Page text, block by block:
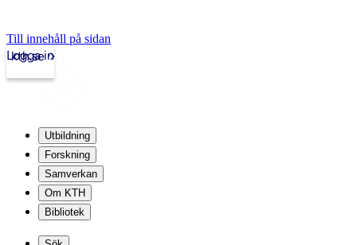
Till innehåll på sidan
kth.se
Logga in
Utbildning
Forskning
Samverkan
Om KTH
Bibliotek